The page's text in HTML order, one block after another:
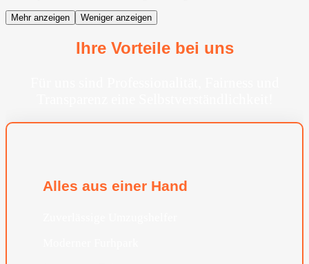
Mehr anzeigen Weniger anzeigen
Ihre Vorteile bei uns
Alles aus einer Hand